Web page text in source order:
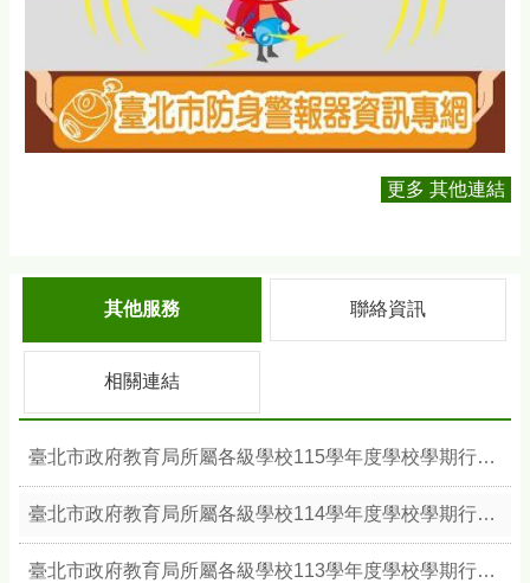
更多 其他連結
其他服務 聯絡資訊
相關連結
臺北市政府教育局所屬各級學校115學年度學校學期行事簡曆
臺北市政府教育局所屬各級學校114學年度學校學期行事簡曆
臺北市政府教育局所屬各級學校113學年度學校學期行事簡曆